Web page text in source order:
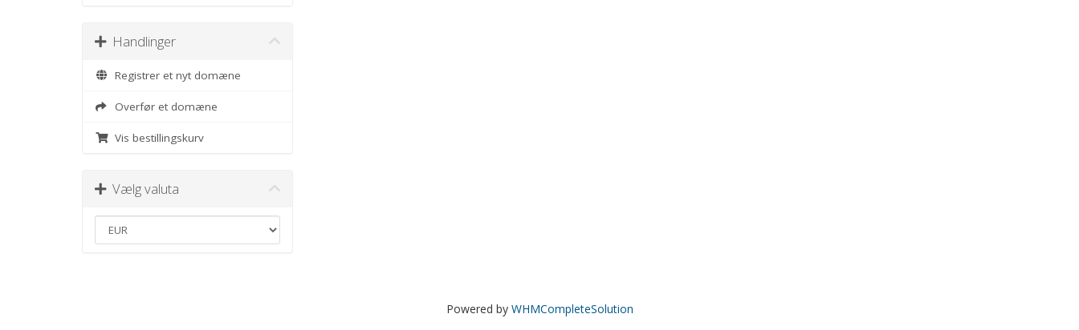
Handlinger
Registrer et nyt domæne
Overfør et domæne
Vis bestillingskurv
Vælg valuta
Powered by WHMCompleteSolution